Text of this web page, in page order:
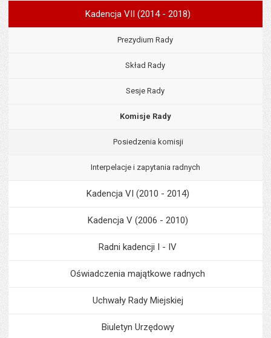
Kadencja VII (2014 - 2018)
Prezydium Rady
Skład Rady
Sesje Rady
Komisje Rady
Posiedzenia komisji
Interpelacje i zapytania radnych
Kadencja VI (2010 - 2014)
Kadencja V (2006 - 2010)
Radni kadencji I - IV
Oświadczenia majątkowe radnych
Uchwały Rady Miejskiej
Biuletyn Urzędowy